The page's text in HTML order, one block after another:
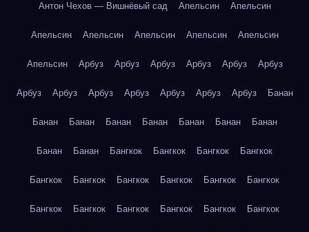
Антон Чехов — Вишнёвый сад Апельсин Апельсин
Апельсин Апельсин Апельсин Апельсин Апельсин
Апельсин Арбуз Арбуз Арбуз Арбуз Арбуз Арбуз
Арбуз Арбуз Арбуз Арбуз Арбуз Арбуз Арбуз Банан
Банан Банан Банан Банан Банан Банан Банан
Банан Банан Бангкок Бангкок Бангкок Бангкок
Бангкок Бангкок Бангкок Бангкок Бангкок Бангкок
Бангкок Бангкок Бангкок Бангкок Бангкок Бангкок